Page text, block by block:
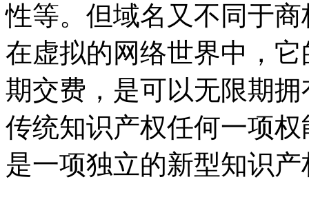
性等。但域名又不同于
在虚拟的网络世界中，
期交费，是可以无限期
传统知识产权任何一项
是一项独立的新型知识